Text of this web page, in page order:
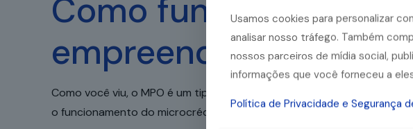
Como funciona o
empreendedores?
Como você viu, o MPO é um tipo de crédito específico para micro e
o funcionamento do microcrédito produtivo orientado.
Usamos cookies para personalizar
analisar nosso tráfego. Também
nossos parceiros de mídia social,
informações que você forneceu a
Política de Privacidade e Segurança